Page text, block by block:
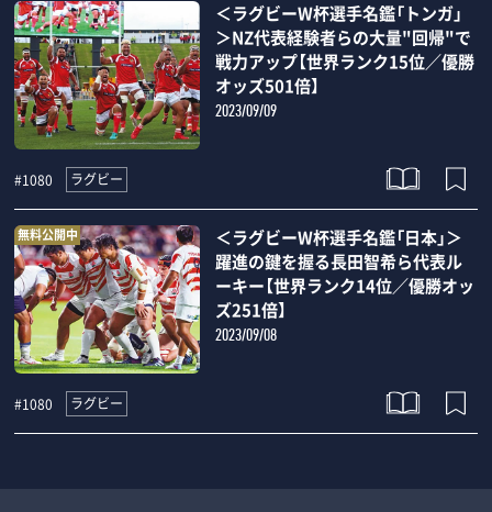
＜ラグビーW杯選手名鑑「トンガ」
＞NZ代表経験者らの大量"回帰"で
戦力アップ【世界ランク15位／優勝
オッズ501倍】
2023/09/09
#1080 ラグビー
無料公開中
＜ラグビーW杯選手名鑑「日本」＞
躍進の鍵を握る長田智希ら代表ル
ーキー【世界ランク14位／優勝オッ
ズ251倍】
2023/09/08
#1080 ラグビー